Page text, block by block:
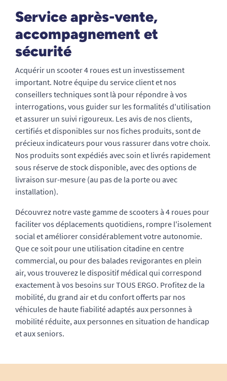
Service après-vente,
accompagnement et
sécurité
Acquérir un scooter 4 roues est un investissement
important. Notre équipe du service client et nos
conseillers techniques sont là pour répondre à vos
interrogations, vous guider sur les formalités d'utilisation
et assurer un suivi rigoureux. Les avis de nos clients,
certifiés et disponibles sur nos fiches produits, sont de
précieux indicateurs pour vous rassurer dans votre choix.
Nos produits sont expédiés avec soin et livrés rapidement
sous réserve de stock disponible, avec des options de
livraison sur-mesure (au pas de la porte ou avec
installation).
Découvrez notre vaste gamme de scooters à 4 roues pour
faciliter vos déplacements quotidiens, rompre l'isolement
social et améliorer considérablement votre autonomie.
Que ce soit pour une utilisation citadine en centre
commercial, ou pour des balades revigorantes en plein
air, vous trouverez le dispositif médical qui correspond
exactement à vos besoins sur TOUS ERGO. Profitez de la
mobilité, du grand air et du confort offerts par nos
véhicules de haute fiabilité adaptés aux personnes à
mobilité réduite, aux personnes en situation de handicap
et aux seniors.